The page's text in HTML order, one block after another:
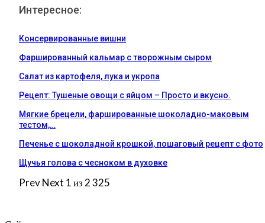
Интересное:
Консервированные вишни
Фаршированный кальмар с творожным сыром
Салат из картофеля, лука и укропа
Рецепт: Тушеные овощи с яйцом – Просто и вкусно.
Мягкие брецели, фаршированные шоколадно-маковым
тестом,…
Печенье с шоколадной крошкой, пошаговый рецепт с фото
Щучья голова с чесноком в духовке
PrevNext 1 из 2 325